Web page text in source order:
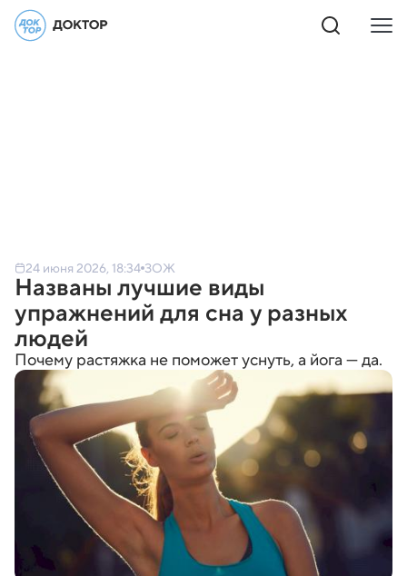
24 июня 2026, 18:34 ЗОЖ
Названы лучшие виды
упражнений для сна у разных
людей
Почему растяжка не поможет уснуть, а йога — да.